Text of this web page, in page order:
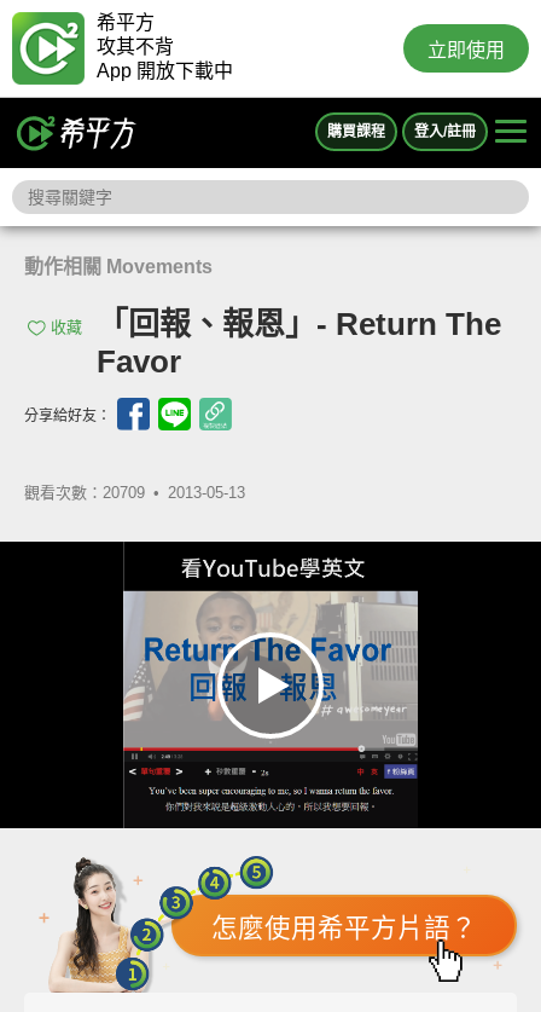
希平方
攻其不背
App 開放下載中
立即使用
購買課程 登入/註冊
動作相關 Movements
收藏
「回報、報恩」- Return The
Favor
分享給好友：
觀看次數：20709 • 2013-05-13
怎麼使用希平方片語？